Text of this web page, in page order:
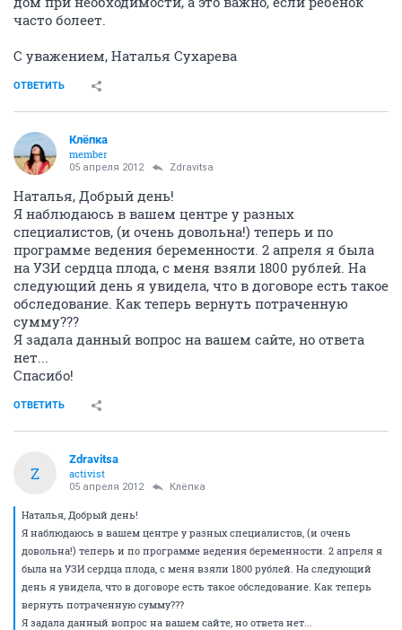
часто болеет.
С уважением, Наталья Сухарева
ОТВЕТИТЬ
Клёпка
member
05 апреля 2012 Zdravitsa
Наталья, Добрый день!
Я наблюдаюсь в вашем центре у разных
специалистов, (и очень довольна!) теперь и по
программе ведения беременности. 2 апреля я была
на УЗИ сердца плода, с меня взяли 1800 рублей. На
следующий день я увидела, что в договоре есть такое
обследование. Как теперь вернуть потраченную
сумму???
Я задала данный вопрос на вашем сайте, но ответа
нет...
Спасибо!
ОТВЕТИТЬ
Z
Zdravitsa
activist
05 апреля 2012 Клёпка
Наталья, Добрый день!
Я наблюдаюсь в вашем центре у разных специалистов, (и очень
довольна!) теперь и по программе ведения беременности. 2 апреля я
была на УЗИ сердца плода, с меня взяли 1800 рублей. На следующий
день я увидела, что в договоре есть такое обследование. Как теперь
вернуть потраченную сумму???
Я задала данный вопрос на вашем сайте, но ответа нет...